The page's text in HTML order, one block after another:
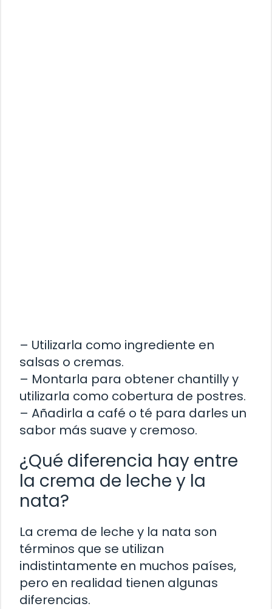
– Utilizarla como ingrediente en
salsas o cremas.
– Montarla para obtener chantilly y
utilizarla como cobertura de postres.
– Añadirla a café o té para darles un
sabor más suave y cremoso.
¿Qué diferencia hay entre
la crema de leche y la
nata?
La crema de leche y la nata son
términos que se utilizan
indistintamente en muchos países,
pero en realidad tienen algunas
diferencias.